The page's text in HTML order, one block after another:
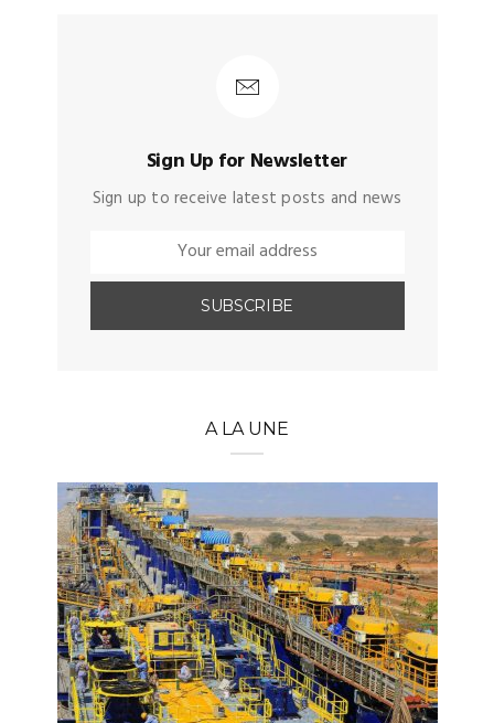
Sign Up for Newsletter
Sign up to receive latest posts and news
A LA UNE